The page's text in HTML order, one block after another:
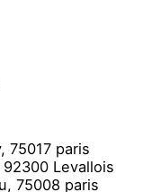
75017 paris
Levallois
75008 paris